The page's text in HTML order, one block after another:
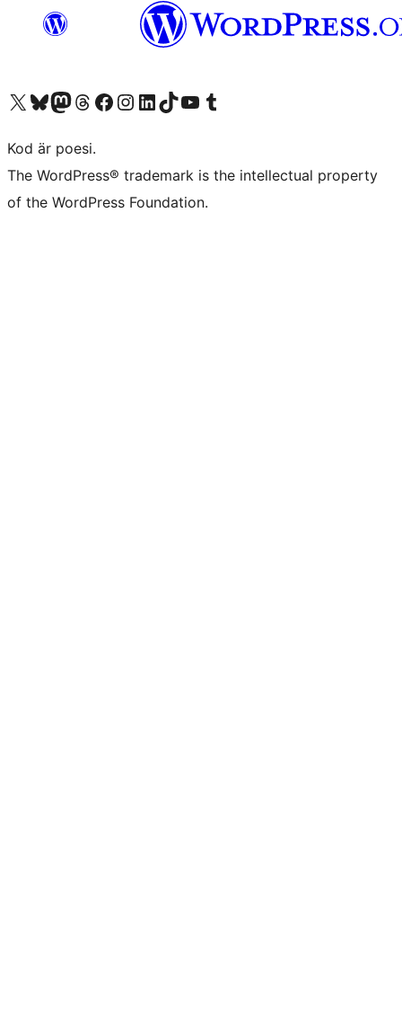
Besök vår X-konto (f.d. Twitter)
Besök vårt Bluesky-konto
Besök vårt Mastodon-konto
Besök vårt Thread-konto
Besök vår Facebook-sidaBesök vårt Instagram-konto
Besök vårt LinkedIn-konto
Besök vårt TikTok-konto
Besök vår YouTube-kanalBesök vårt Tumblr-konto
Kod är poesi.
The WordPress® trademark is the intellectual property
of the WordPress Foundation.